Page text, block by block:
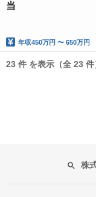
当
年収450万円 〜 650万円
23 件 を表示（全 23 件
株